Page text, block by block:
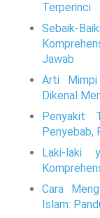
Terperinci
Sebaik-
Jawab
Arti Mimpi
Dikenal
Penyakit
Penyebab,
Laki-laki
Cara
Islam: